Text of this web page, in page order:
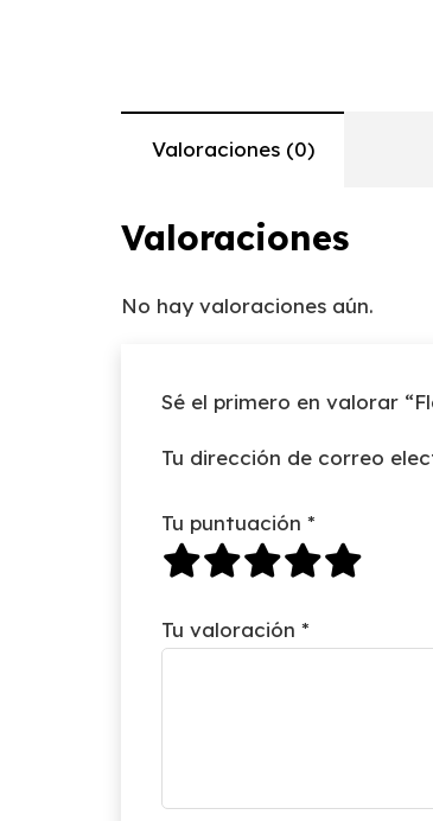
Valoraciones (0)
Valoraciones
No hay valoraciones aún.
Sé el primero en valorar
Tu dirección de correo
Tu puntuación *
Tu valoración *